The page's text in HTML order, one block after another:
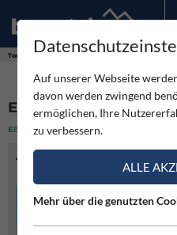
Touren
ETHIK-GÄRTNER -
EISKLETTERN SCHWER
TOURENINFO
Auf unserer Webseite
davon werden zwingend
ermöglichen, Ihre
zu verbessern.
ALLE
Mehr über die genutzten